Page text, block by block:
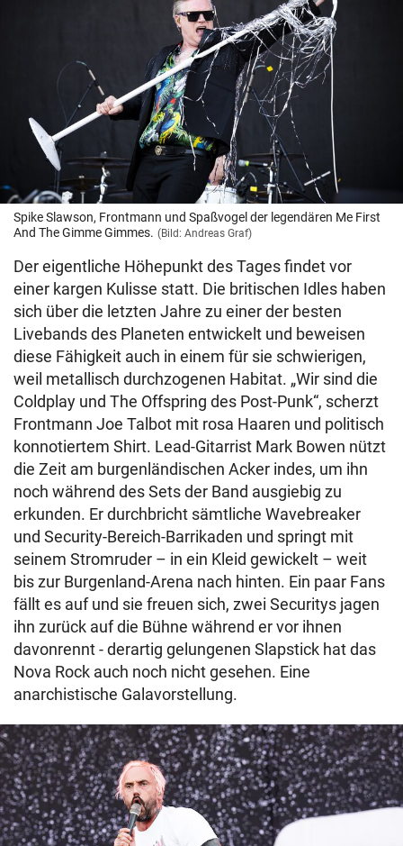
Spike Slawson, Frontmann und Spaßvogel der legendären Me First
And The Gimme Gimmes. (Bild: Andreas Graf)
Der eigentliche Höhepunkt des Tages findet vor
einer kargen Kulisse statt. Die britischen Idles haben
sich über die letzten Jahre zu einer der besten
Livebands des Planeten entwickelt und beweisen
diese Fähigkeit auch in einem für sie schwierigen,
weil metallisch durchzogenen Habitat. „Wir sind die
Coldplay und The Offspring des Post-Punk“, scherzt
Frontmann Joe Talbot mit rosa Haaren und politisch
konnotiertem Shirt. Lead-Gitarrist Mark Bowen nützt
die Zeit am burgenländischen Acker indes, um ihn
noch während des Sets der Band ausgiebig zu
erkunden. Er durchbricht sämtliche Wavebreaker
und Security-Bereich-Barrikaden und springt mit
seinem Stromruder – in ein Kleid gewickelt – weit
bis zur Burgenland-Arena nach hinten. Ein paar Fans
fällt es auf und sie freuen sich, zwei Securitys jagen
ihn zurück auf die Bühne während er vor ihnen
davonrennt - derartig gelungenen Slapstick hat das
Nova Rock auch noch nicht gesehen. Eine
anarchistische Galavorstellung.